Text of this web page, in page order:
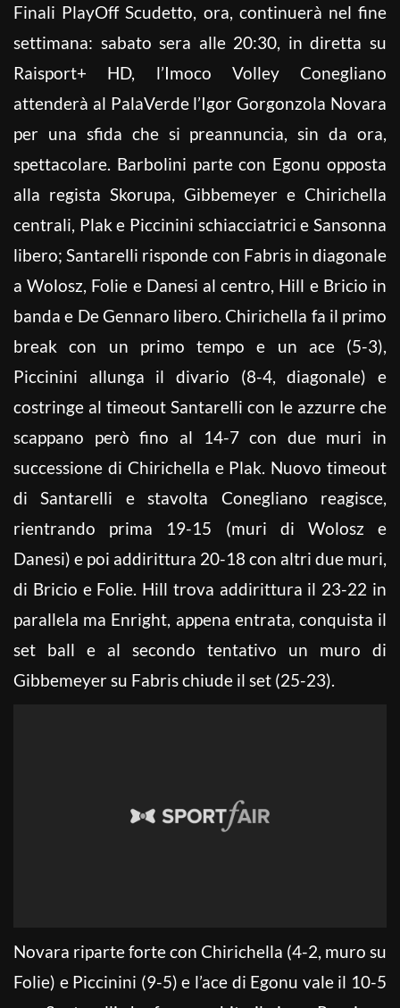
Finali PlayOff Scudetto, ora, continuerà nel fine
settimana: sabato sera alle 20:30, in diretta su
Raisport+ HD, l’Imoco Volley Conegliano
attenderà al PalaVerde l’Igor Gorgonzola Novara
per una sfida che si preannuncia, sin da ora,
spettacolare. Barbolini parte con Egonu opposta
alla regista Skorupa, Gibbemeyer e Chirichella
centrali, Plak e Piccinini schiacciatrici e Sansonna
libero; Santarelli risponde con Fabris in diagonale
a Wolosz, Folie e Danesi al centro, Hill e Bricio in
banda e De Gennaro libero. Chirichella fa il primo
break con un primo tempo e un ace (5-3),
Piccinini allunga il divario (8-4, diagonale) e
costringe al timeout Santarelli con le azzurre che
scappano però fino al 14-7 con due muri in
successione di Chirichella e Plak. Nuovo timeout
di Santarelli e stavolta Conegliano reagisce,
rientrando prima 19-15 (muri di Wolosz e
Danesi) e poi addirittura 20-18 con altri due muri,
di Bricio e Folie. Hill trova addirittura il 23-22 in
parallela ma Enright, appena entrata, conquista il
set ball e al secondo tentativo un muro di
Gibbemeyer su Fabris chiude il set (25-23).
Novara riparte forte con Chirichella (4-2, muro su
Folie) e Piccinini (9-5) e l’ace di Egonu vale il 10-5